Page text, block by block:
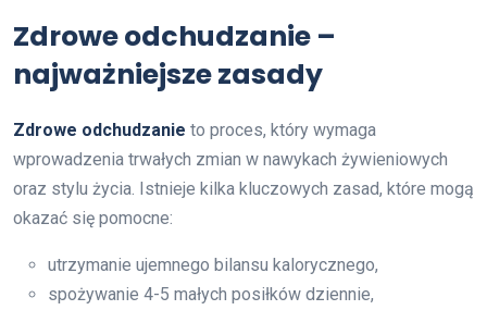
Zdrowe odchudzanie –
najważniejsze zasady
Zdrowe odchudzanie to proces, który wymaga
wprowadzenia trwałych zmian w nawykach żywieniowych
oraz stylu życia. Istnieje kilka kluczowych zasad, które mogą
okazać się pomocne:
utrzymanie ujemnego bilansu kalorycznego,
spożywanie 4-5 małych posiłków dziennie,